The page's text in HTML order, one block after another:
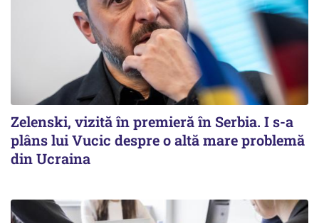
Zelenski, vizită în premieră în Serbia. I s-a
plâns lui Vucic despre o altă mare problemă
din Ucraina